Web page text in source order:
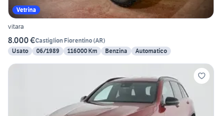
Vetrina
vitara
8.000 €Castiglion Fiorentino(AR)
Usato
06/1989 116000 Km Benzina Automatico